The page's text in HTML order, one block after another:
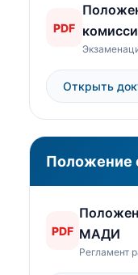
PDF
Открыть
Положение
PDF МАДИ
Регламент